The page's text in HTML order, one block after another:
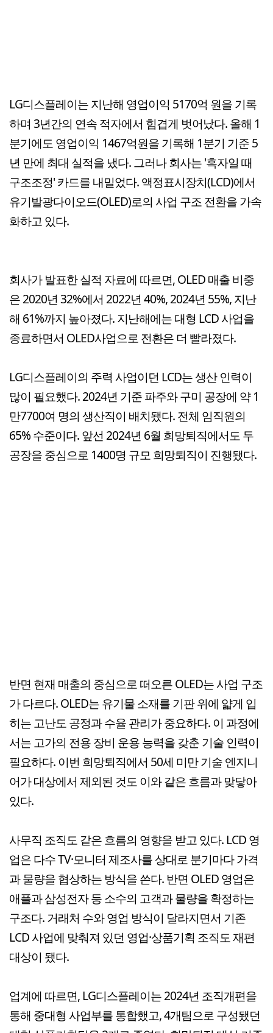
LG디스플레이는 지난해 영업이익 5170억 원을 기록
하며 3년간의 연속 적자에서 힘겹게 벗어났다. 올해 1
분기에도 영업이익 1467억원을 기록해 1분기 기준 5
년 만에 최대 실적을 냈다. 그러나 회사는 '흑자일 때
구조조정' 카드를 내밀었다. 액정표시장치(LCD)에서
유기발광다이오드(OLED)로의 사업 구조 전환을 가속
화하고 있다.
회사가 발표한 실적 자료에 따르면, OLED 매출 비중
은 2020년 32%에서 2022년 40%, 2024년 55%, 지난
해 61%까지 높아졌다. 지난해에는 대형 LCD 사업을
종료하면서 OLED사업으로 전환은 더 빨라졌다.
LG디스플레이의 주력 사업이던 LCD는 생산 인력이
많이 필요했다. 2024년 기준 파주와 구미 공장에 약 1
만7700여 명의 생산직이 배치됐다. 전체 임직원의
65% 수준이다. 앞선 2024년 6월 희망퇴직에서도 두
공장을 중심으로 1400명 규모 희망퇴직이 진행됐다.
반면 현재 매출의 중심으로 떠오른 OLED는 사업 구조
가 다르다. OLED는 유기물 소재를 기판 위에 얇게 입
히는 고난도 공정과 수율 관리가 중요하다. 이 과정에
서는 고가의 전용 장비 운용 능력을 갖춘 기술 인력이
필요하다. 이번 희망퇴직에서 50세 미만 기술 엔지니
어가 대상에서 제외된 것도 이와 같은 흐름과 맞닿아
있다.
사무직 조직도 같은 흐름의 영향을 받고 있다. LCD 영
업은 다수 TV·모니터 제조사를 상대로 분기마다 가격
과 물량을 협상하는 방식을 쓴다. 반면 OLED 영업은
애플과 삼성전자 등 소수의 고객과 물량을 확정하는
구조다. 거래처 수와 영업 방식이 달라지면서 기존
LCD 사업에 맞춰져 있던 영업·상품기획 조직도 재편
대상이 됐다.
업계에 따르면, LG디스플레이는 2024년 조직개편을
통해 중대형 사업부를 통합했고, 4개팀으로 구성됐던